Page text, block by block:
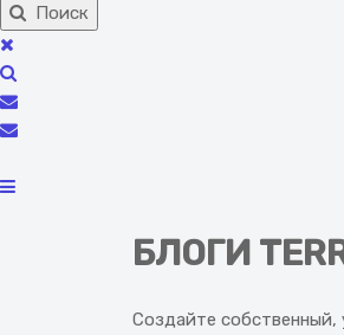
Поиск
БЛОГИ
Создайте собственный,